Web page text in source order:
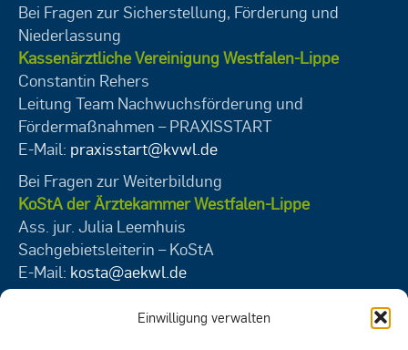
Einwilligung verwalten
Bei Fragen zur Sicherstellung, Förderung und
Niederlassung
Kassenärztliche Vereinigung Westfalen-Lippe
Constantin Rehers
Leitung Team Nachwuchsförderung und
Fördermaßnahmen – PRAXISSTART
E-Mail: praxisstart@kvwl.de
Bei Fragen zur Weiterbildung
KoStA der Ärztekammer Westfalen-Lippe
Ass. jur. Julia Leemhuis
Sachgebietsleiterin – KoStA
E-Mail: kosta@aekwl.de
Akademie für medizinische Fortbildung